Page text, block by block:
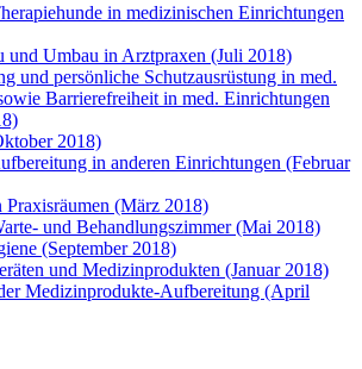
in medizinischen Einrichtungen
und Umbau in Arztpraxen (Juli 2018)
und persönliche Schutzausrüstung in med.
Barrierefreiheit in med. Einrichtungen
2018)
in anderen Einrichtungen (Februar
Praxisräumen (März 2018)
und Behandlungszimmer (Mai 2018)
(September 2018)
und Medizinprodukten (Januar 2018)
Medizinprodukte-Aufbereitung (April